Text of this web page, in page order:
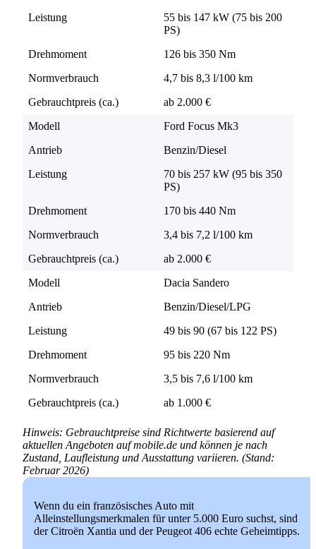
Leistung
55 bis 147 kW (75 bis 200
PS)
Drehmoment
126 bis 350 Nm
Normverbrauch
4,7 bis 8,3 l/100 km
Gebrauchtpreis (ca.)
ab 2.000 €
Modell
Ford Focus Mk3
Antrieb
Benzin/Diesel
Leistung
70 bis 257 kW (95 bis 350
PS)
Drehmoment
170 bis 440 Nm
Normverbrauch
3,4 bis 7,2 l/100 km
Gebrauchtpreis (ca.)
ab 2.000 €
Modell
Dacia Sandero
Antrieb
Benzin/Diesel/LPG
Leistung
49 bis 90 (67 bis 122 PS)
Drehmoment
95 bis 220 Nm
Normverbrauch
3,5 bis 7,6 l/100 km
Gebrauchtpreis (ca.)
ab 1.000 €
Hinweis: Gebrauchtpreise sind Richtwerte basierend auf
aktuellen Angeboten auf mobile.de und können je nach
Zustand, Laufleistung und Ausstattung variieren. (Stand:
Februar 2026)
Wenn du ein französisches Auto mit
Alleinstellungsmerkmalen für unter 5.000 Euro suchst, sind
der Citroën Xantia und der Peugeot 406 echte Geheimtipps.